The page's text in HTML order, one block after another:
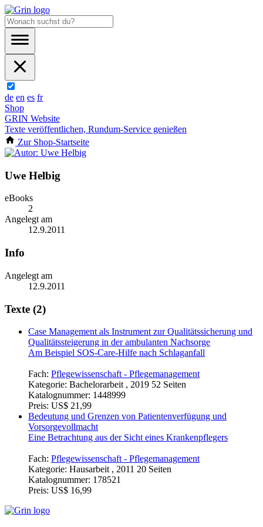
de en es fr
Shop
GRIN Website
Texte veröffentlichen, Rundum-Service genießen
Zur Shop-Startseite
Uwe Helbig
eBooks
2
Angelegt am
12.9.2011
Info
Angelegt am
12.9.2011
Texte (2)
Case Management als Instrument zur Qualitätssicherung und
Qualitätssteigerung in der ambulanten Nachsorge
Am Beispiel SOS-Care-Hilfe nach Schlaganfall
Fach: Pflegewissenschaft - Pflegemanagement
Kategorie: Bachelorarbeit , 2019 52 Seiten
Katalognummer: 1448999
Preis: US$ 21,99
Bedeutung und Grenzen von Patientenverfügung und
Vorsorgevollmacht
Eine Betrachtung aus der Sicht eines Krankenpflegers
Fach: Pflegewissenschaft - Pflegemanagement
Kategorie: Hausarbeit , 2011 20 Seiten
Katalognummer: 178521
Preis: US$ 16,99